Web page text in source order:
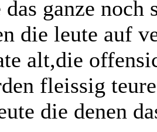
ganze noch
die leute auf
alt,die
fleissig
die denen